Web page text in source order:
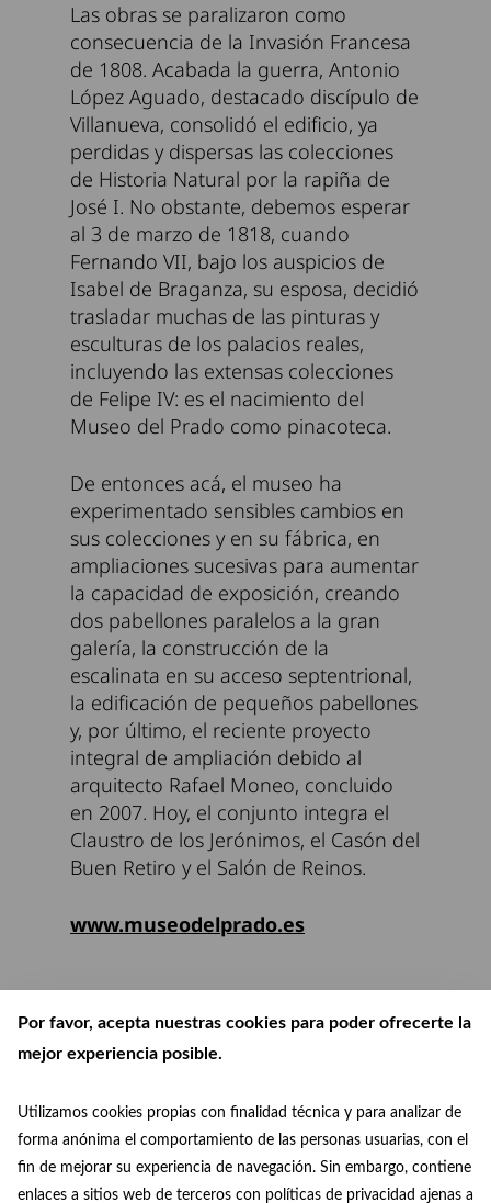
Por favor, acepta nuestras cookies para poder ofrecerte la
mejor experiencia posible.
Utilizamos cookies propias con finalidad técnica y para analizar de
forma anónima el comportamiento de las personas usuarias, con el
fin de mejorar su experiencia de navegación. Sin embargo, contiene
enlaces a sitios web de terceros con políticas de privacidad ajenas a
Las obras se paralizaron como
consecuencia de la Invasión Francesa
de 1808. Acabada la guerra, Antonio
López Aguado, destacado discípulo de
Villanueva, consolidó el edificio, ya
perdidas y dispersas las colecciones
de Historia Natural por la rapiña de
José I. No obstante, debemos esperar
al 3 de marzo de 1818, cuando
Fernando VII, bajo los auspicios de
Isabel de Braganza, su esposa, decidió
trasladar muchas de las pinturas y
esculturas de los palacios reales,
incluyendo las extensas colecciones
de Felipe IV: es el nacimiento del
Museo del Prado como pinacoteca.
De entonces acá, el museo ha
experimentado sensibles cambios en
sus colecciones y en su fábrica, en
ampliaciones sucesivas para aumentar
la capacidad de exposición, creando
dos pabellones paralelos a la gran
galería, la construcción de la
escalinata en su acceso septentrional,
la edificación de pequeños pabellones
y, por último, el reciente proyecto
integral de ampliación debido al
arquitecto Rafael Moneo, concluido
en 2007. Hoy, el conjunto integra el
Claustro de los Jerónimos, el Casón del
Buen Retiro y el Salón de Reinos.
www.museodelprado.es